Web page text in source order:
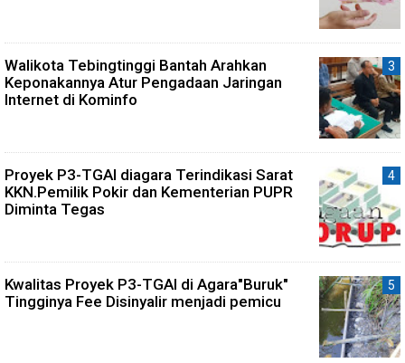
Walikota Tebingtinggi Bantah Arahkan
Keponakannya Atur Pengadaan Jaringan
Internet di Kominfo
Proyek P3-TGAI diagara Terindikasi Sarat
KKN.Pemilik Pokir dan Kementerian PUPR
Diminta Tegas
Kwalitas Proyek P3-TGAI di Agara"Buruk"
Tingginya Fee Disinyalir menjadi pemicu